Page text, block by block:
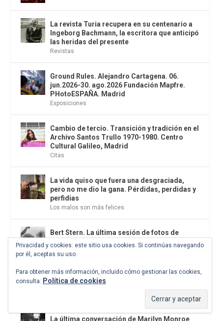
La revista Turia recupera en su centenario a
Ingeborg Bachmann, la escritora que anticipó
las heridas del presente
Revistas
Ground Rules. Alejandro Cartagena. 06.
jun.2026-30. ago.2026 Fundación Mapfre.
PHotoESPAÑA. Madrid
Exposiciones
Cambio de tercio. Transición y tradición en el
Archivo Santos Trullo 1970-1980. Centro
Cultural Galileo, Madrid
Citas
La vida quiso que fuera una desgraciada,
pero no me dio la gana. Pérdidas, perdidas y
perfidias
Los malos son más felices
Bert Stern. La última sesión de fotos de
Marilyn Monroe
El coyote hambriento, rey poeta y primer
lírico americano
La última conversación de Marilyn Monroe
Privacidad y cookies: este sitio usa cookies. Si continúas navegando
por él, aceptas su uso.
Para obtener más información, incluido cómo gestionar las cookies,
consulta: Política de cookies